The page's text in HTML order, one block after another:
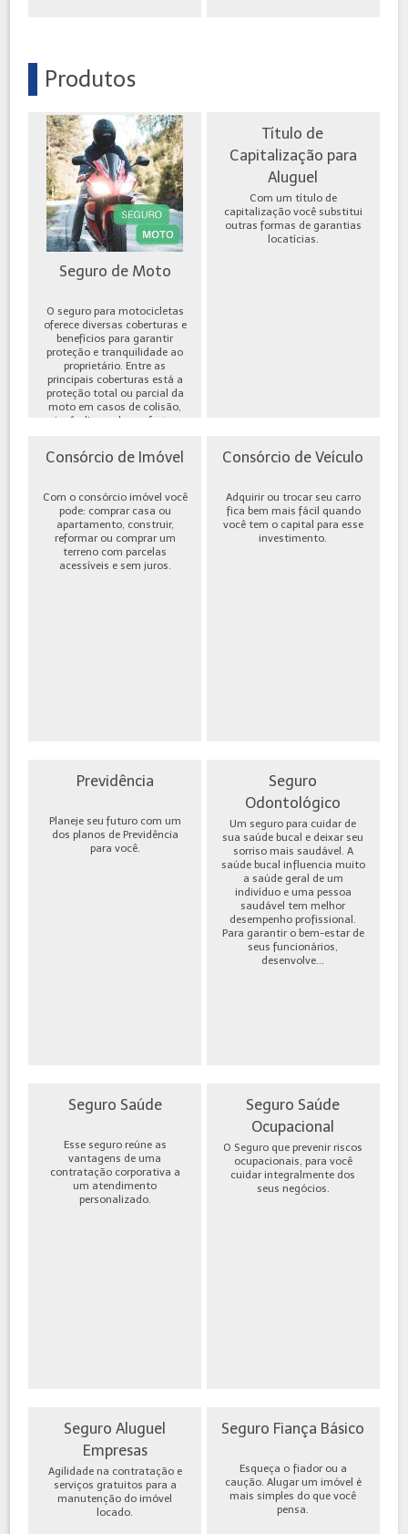
Produtos
Seguro de Moto
O seguro para motocicletas
oferece diversas coberturas e
benefícios para garantir
proteção e tranquilidade ao
proprietário. Entre as
principais coberturas está a
proteção total ou parcial da
moto em casos de colisão,
incêndio, roubo ou furto,
Título de
Capitalização para
Aluguel
Com um título de
capitalização você substitui
outras formas de garantias
locatícias.
Consórcio de Imóvel
Com o consórcio imóvel você
pode: comprar casa ou
apartamento, construir,
reformar ou comprar um
terreno com parcelas
acessíveis e sem juros.
Consórcio de Veículo
Adquirir ou trocar seu carro
fica bem mais fácil quando
você tem o capital para esse
investimento.
Previdência
Planeje seu futuro com um
dos planos de Previdência
para você.
Seguro
Odontológico
Um seguro para cuidar de
sua saúde bucal e deixar seu
sorriso mais saudável. A
saúde bucal influencia muito
a saúde geral de um
indivíduo e uma pessoa
saudável tem melhor
desempenho profissional.
Para garantir o bem-estar de
seus funcionários,
desenvolve...
Seguro Saúde
Esse seguro reúne as
vantagens de uma
contratação corporativa a
um atendimento
personalizado.
Seguro Saúde
Ocupacional
O Seguro que prevenir riscos
ocupacionais, para você
cuidar integralmente dos
seus negócios.
Seguro Aluguel
Empresas
Agilidade na contratação e
serviços gratuitos para a
manutenção do imóvel
locado.
Seguro Fiança Básico
Esqueça o fiador ou a
caução. Alugar um imóvel é
mais simples do que você
pensa.